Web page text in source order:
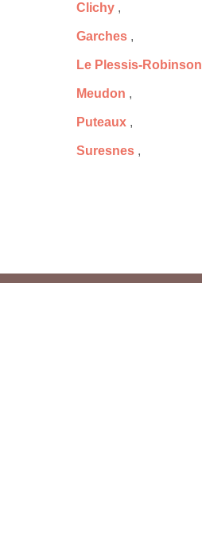
Clichy ,
Garches ,
Le Plessis-Robinson
Meudon ,
Puteaux ,
Suresnes ,